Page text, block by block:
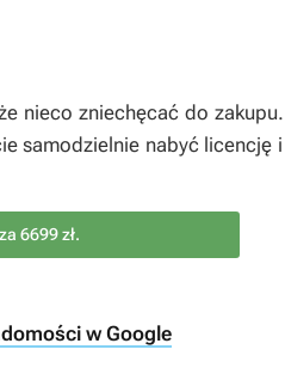
nieco zniechęcać do
samodzielnie nabyć licencję
6699 zł.
w Google